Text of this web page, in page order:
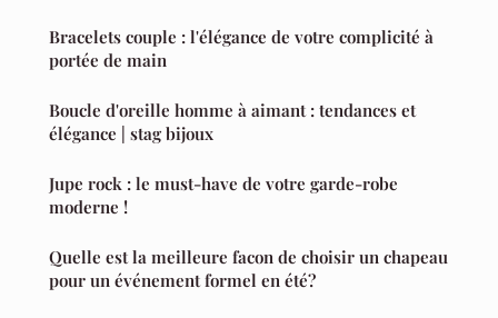
Bracelets couple : l'élégance de votre complicité à
portée de main
Boucle d'oreille homme à aimant : tendances et
élégance | stag bijoux
Jupe rock : le must-have de votre garde-robe
moderne !
Quelle est la meilleure facon de choisir un chapeau
pour un événement formel en été?